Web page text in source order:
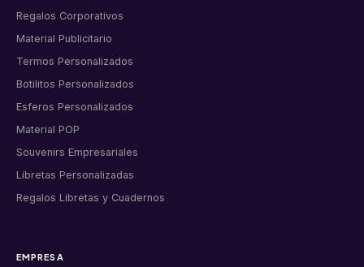
Regalos Corporativos
Material Publicitario
Termos Personalizados
Botilitos Personalizados
Esferos Personalizados
Material POP
Souvenirs Empresariales
Libretas Personalizadas
Regalos Libretas y Cuadernos
EMPRESA